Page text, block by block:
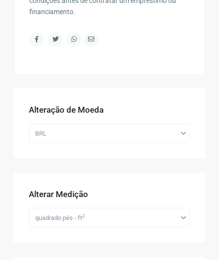
financiamento.
Alteração de Moeda
BRL
Alterar Medição
quadrado pés - ft2